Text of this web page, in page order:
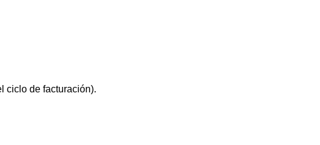
ciclo de facturación).